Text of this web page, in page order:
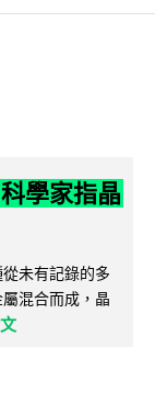
學家指晶
未有記錄的多
混合而成，晶